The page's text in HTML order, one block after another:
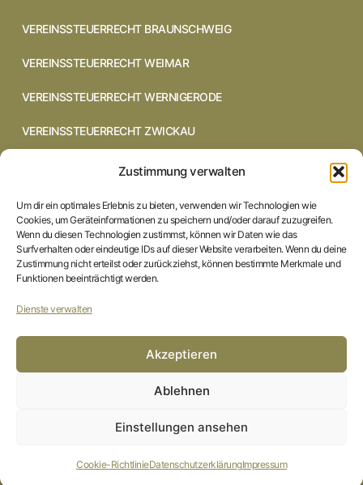
Zustimmung verwalten
Um dir ein optimales Erlebnis zu bieten, verwenden wir Technologien wie
Cookies, um Geräteinformationen zu speichern und/oder darauf zuzugreifen.
Wenn du diesen Technologien zustimmst, können wir Daten wie das
Surfverhalten oder eindeutige IDs auf dieser Website verarbeiten. Wenn du deine
Zustimmung nicht erteilst oder zurückziehst, können bestimmte Merkmale und
Funktionen beeinträchtigt werden.
Dienste verwalten
Akzeptieren
Ablehnen
Einstellungen ansehen
Cookie-RichtlinieDatenschutzerklärungImpressum
VEREINSSTEUERRECHT BRAUNSCHWEIG
VEREINSSTEUERRECHT WEIMAR
VEREINSSTEUERRECHT WERNIGERODE
VEREINSSTEUERRECHT ZWICKAU
VEREINSSTEUERRECHT CHEMNITZ
VEREINSSTEUERRECHT DRESDEN
VEREINSSTEUERRECHT COTTBUS
VEREINSSTEUERRECHT IN BRAUNSCHWEIG
STARTSEITE
COOKIE-RICHTLINIE (EU)